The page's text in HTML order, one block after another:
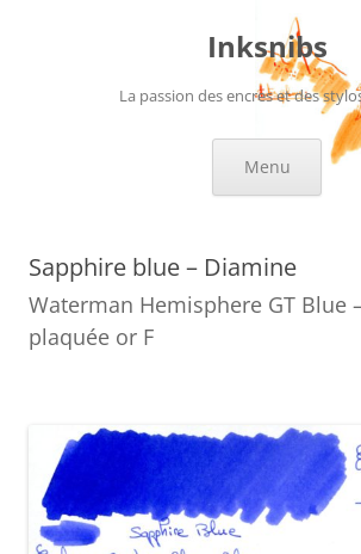
Inksnibs
La passion des encres et des
Menu
Sapphire blue – Diamine
Waterman Hemisphere GT Blue
plaquée or F